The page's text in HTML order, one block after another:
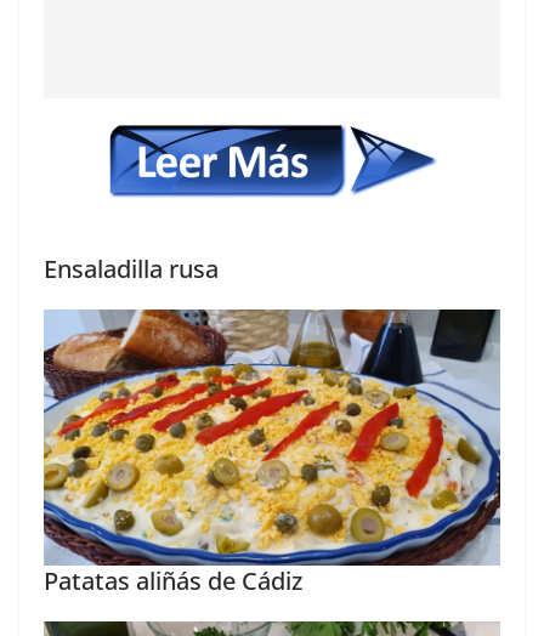
Ensaladilla rusa
Patatas aliñás de Cádiz